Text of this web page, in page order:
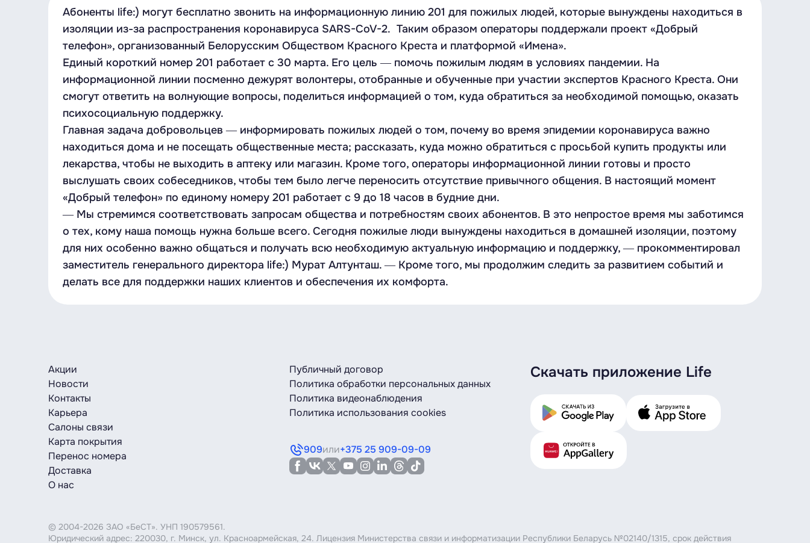
Абоненты life:) могут бесплатно звонить на информационную линию 201 для пожилых людей, которые вынуждены находиться в
изоляции из-за распространения коронавируса SARS-CoV-2. Таким образом операторы поддержали проект «Добрый
телефон», организованный Белорусским Обществом Красного Креста и платформой «Имена».
Единый короткий номер 201 работает с 30 марта. Его цель ― помочь пожилым людям в условиях пандемии. На
информационной линии посменно дежурят волонтеры, отобранные и обученные при участии экспертов Красного Креста. Они
смогут ответить на волнующие вопросы, поделиться информацией о том, куда обратиться за необходимой помощью, оказать
психосоциальную поддержку.
Главная задача добровольцев ― информировать пожилых людей о том, почему во время эпидемии коронавируса важно
находиться дома и не посещать общественные места; рассказать, куда можно обратиться с просьбой купить продукты или
лекарства, чтобы не выходить в аптеку или магазин. Кроме того, операторы информационной линии готовы и просто
выслушать своих собеседников, чтобы тем было легче переносить отсутствие привычного общения. В настоящий момент
«Добрый телефон» по единому номеру 201 работает с 9 до 18 часов в будние дни.
― Мы стремимся соответствовать запросам общества и потребностям своих абонентов. В это непростое время мы заботимся
о тех, кому наша помощь нужна больше всего. Сегодня пожилые люди вынуждены находиться в домашней изоляции, поэтому
для них особенно важно общаться и получать всю необходимую актуальную информацию и поддержку, ― прокомментировал
заместитель генерального директора life:) Мурат Алтунташ. ― Кроме того, мы продолжим следить за развитием событий и
делать все для поддержки наших клиентов и обеспечения их комфорта.
Акции
Новости
Контакты
Карьера
Салоны связи
Карта покрытия
Перенос номера
Доставка
О нас
Публичный договор
Политика обработки персональных данных
Политика видеонаблюдения
Политика использования cookies
909или+375 25 909-09-09
Скачать приложение Life
© 2004-2026 ЗАО «БеСТ». УНП 190579561.
Юридический адрес: 220030, г. Минск, ул. Красноармейская, 24. Лицензия Министерства связи и информатизации Республики Беларусь №02140/1315, срок действия